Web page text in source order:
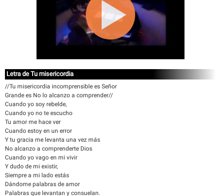
Letra de Tu misericordia
//Tu misericordia incomprensible es Señor
Grande es No lo alcanzo a comprender//
Cuando yo soy rebelde,
Cuando yo no te escucho
Tu amor me hace ver
Cuando estoy en un error
Y tu gracia me levanta una vez más
No alcanzo a comprenderte Dios
Cuando yo vago en mi vivir
Y dudo de mi existir,
Siempre a mi lado estás
Dándome palabras de amor
Palabras que levantan y consuelan.